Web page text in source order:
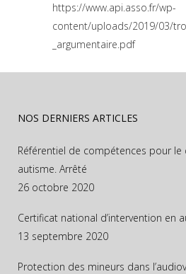
https://www.api.asso.fr/wp-
content/uploads/2019/03/
_argumentaire.pdf
NOS DERNIERS ARTICLES
Référentiel de compétences pour le
autisme. Arrêté
26 octobre 2020
Certificat national d’intervention en
13 septembre 2020
Protection des mineurs dans